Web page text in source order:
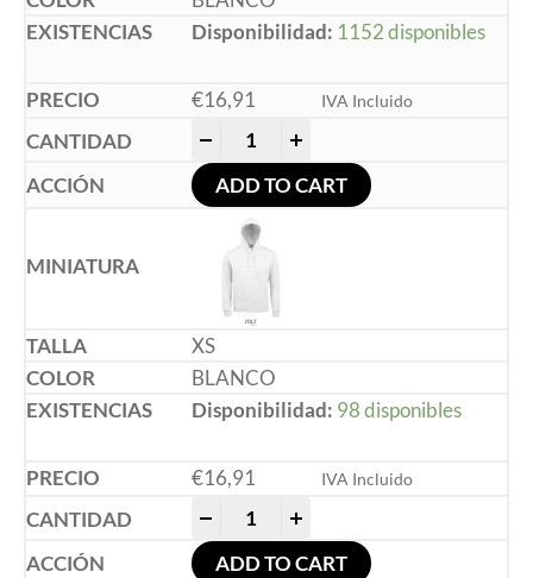
Disponibilidad: 1152 disponibles
€16,91 IVA Incluido
ADD TO CART
XS
BLANCO
Disponibilidad: 98 disponibles
€16,91 IVA Incluido
ADD TO CART